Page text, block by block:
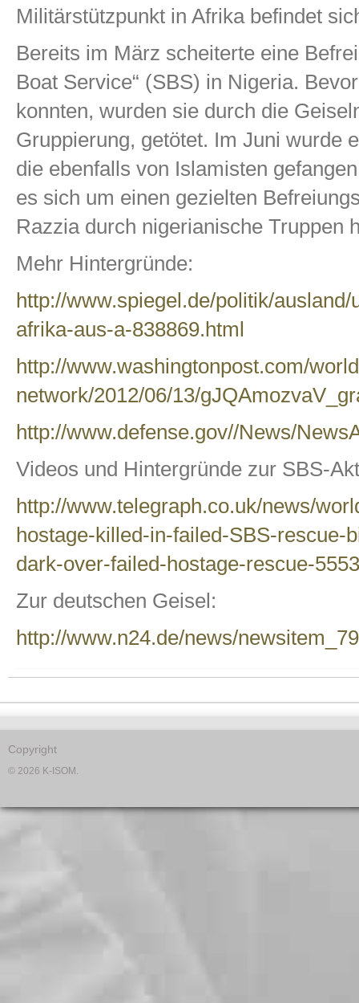
Militärstützpunkt in Afrika befindet
Bereits im März scheiterte eine
Boat Service“ (SBS) in Nigeria.
konnten, wurden sie durch die
Gruppierung, getötet. Im Juni wurde
die ebenfalls von Islamisten
es sich um einen gezielten
Razzia durch nigerianische Truppen
Mehr Hintergründe:
http://www.spiegel.de/politik/
afrika-aus-a-838869.html
http://www.washingtonpost.com/
network/2012/06/13/
http://www.defense.gov//News/
Videos und Hintergründe zur SBS-
http://www.telegraph.co.uk/news/
hostage-killed-in-failed-SBS-rescue-
dark-over-failed-hostage-rescue-
Zur deutschen Geisel:
http://www.n24.de/news/
Copyright
© 2026 K-ISOM.